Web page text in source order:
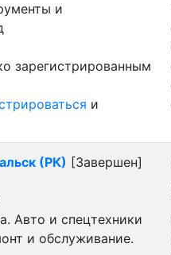
и
зарегистрированным
и
(РК) [Завершен]
Авто и спецтехники
и обслуживание.